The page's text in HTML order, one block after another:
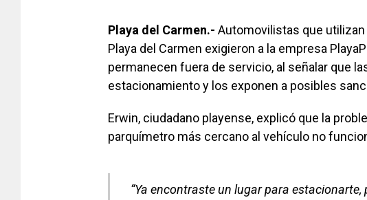
Playa del Carmen.- Automovilistas que
Playa del Carmen exigieron a la empresa
permanecen fuera de servicio, al señalar que
estacionamiento y los exponen a posibles
Erwin, ciudadano playense, explicó que la
parquímetro más cercano al vehículo no
“Ya encontraste un lugar para